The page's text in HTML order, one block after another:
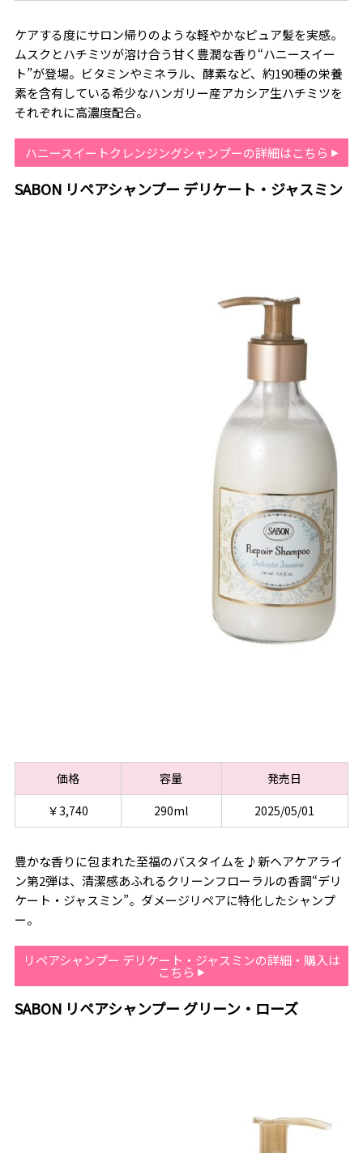
ケアする度にサロン帰りのような軽やかなピュア髪を実感。
ムスクとハチミツが溶け合う甘く豊潤な香り“ハニースイー
ト”が登場。ビタミンやミネラル、酵素など、約190種の栄養
素を含有している希少なハンガリー産アカシア生ハチミツを
それぞれに高濃度配合。
ハニースイートクレンジングシャンプーの詳細はこちら
SABON リペアシャンプー デリケート・ジャスミン
価格 容量
発売日
￥3,740
290ml 2025/05/01
豊かな香りに包まれた至福のバスタイムを♪新ヘアケアライ
ン第2弾は、清潔感あふれるクリーンフローラルの香調“デリ
ケート・ジャスミン”。ダメージリペアに特化したシャンプ
ー。
リペアシャンプー デリケート・ジャスミンの詳細・購入は
こちら
SABON リペアシャンプー グリーン・ローズ